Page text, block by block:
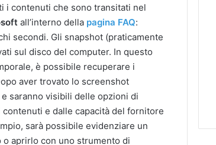
i contenuti che sono transitati nel
all’interno della pagina FAQ:
secondi. Gli snapshot (praticamente
sul disco del computer. In questo
è possibile recuperare i
aver trovato lo screenshot
saranno visibili delle opzioni di
e dalle capacità del fornitore
sarà possibile evidenziare un
aprirlo con uno strumento di